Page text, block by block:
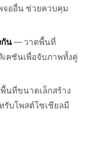
จออื่น ช่วยควบคุม
กัน — วาดพื้นที่
คชันเพื่อจับภาพทั้งคู่
นที่ขนาดเล็กสร้าง
รับโพสต์โซเชียลมี